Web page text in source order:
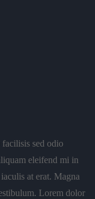
sed odio
eleifend mi in
at erat. Magna
Lorem dolor